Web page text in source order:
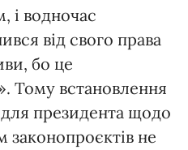
і водночас
від свого права
бо це
Тому встановлення
для президента щодо
законопроєктів не